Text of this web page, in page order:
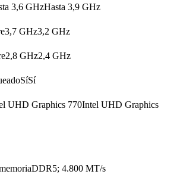
3,6 GHzHasta 3,9 GHz
GHz3,2 GHz
GHz2,4 GHz
UHD Graphics 770Intel UHD Graphics
4.800 MT/s